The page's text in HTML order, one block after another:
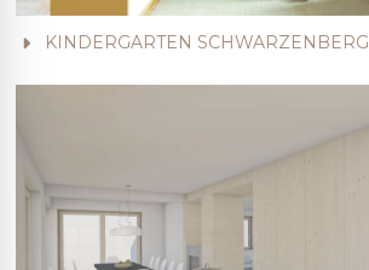
KINDERGARTEN SCHWARZENBERG